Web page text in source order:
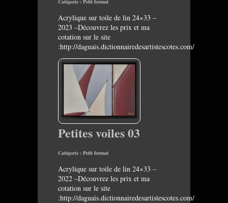
Acrylique sur toile de lin 24×33 –
2023 –Découvrez les prix et ma
cotation sur le site
:http://daguais.dictionnairedesartistescotes.com/
Petites voiles 03
Catégorie : Petit format
Acrylique sur toile de lin 24×33 –
2022 –Découvrez les prix et ma
cotation sur le site
:http://daguais.dictionnairedesartistescotes.com/